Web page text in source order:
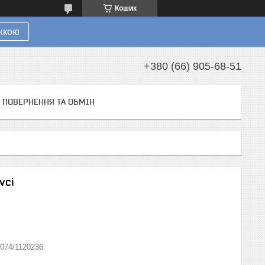
Кошик
+380 (66) 905-68-51
ПОВЕРНЕННЯ ТА ОБМІН
1120236